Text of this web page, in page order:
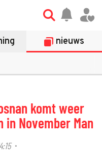
nieuws
komt weer
in November Man
·